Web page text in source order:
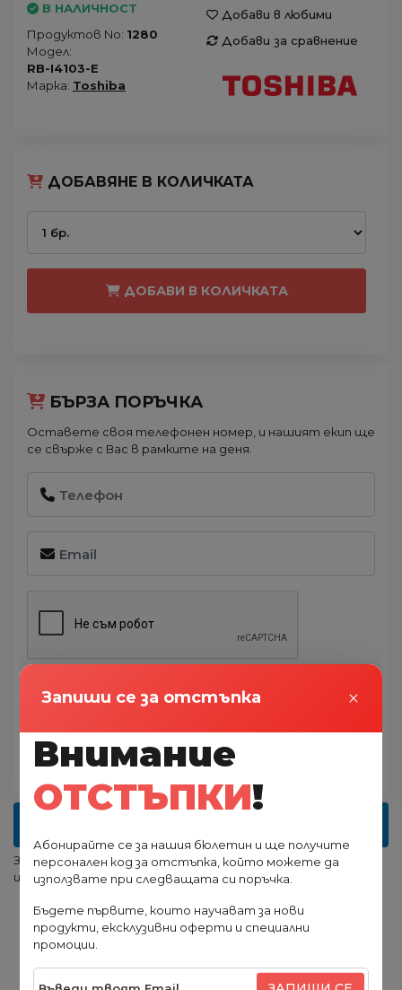
В НАЛИЧНОСТ
Продуктов No: 1280
Модел:
RB-I4103-E
Марка: Toshiba
Добави в любими
Добави за сравнение
ДОБАВЯНЕ В КОЛИЧКАТА
ДОБАВИ В КОЛИЧКАТА
БЪРЗА ПОРЪЧКА
Оставете своя телефонен номер, и нашият екип ще
се свърже с Вас в рамките на деня.
Поръчай
сте запознати и се съгласявате с
политиката за защита на личните данни
Запознайте се сусловиятаза покупка на стоки на
изплащане.
Описание
Запиши се за отстъпка ×
Внимание
ОТСТЪПКИ!
Абонирайте се за нашия бюлетин и ще получите
персонален код за отстъпка, който можете да
използвате при следващата си поръчка.
Бъдете първите, които научават за нови
продукти, ексклузивни оферти и специални
промоции.